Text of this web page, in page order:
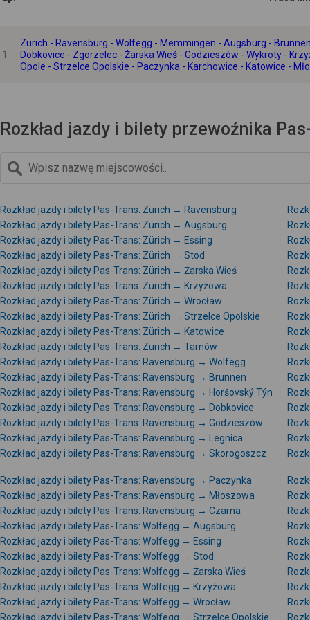
1
Zürich - Ravensburg - Wolfegg - Memmingen - Augsburg -
Dobkovice - Zgorzelec - Żarska Wieś - Godzieszów - Wykroty -
Opole - Strzelce Opolskie - Paczynka - Karchowice - Katowice -
Rozkład jazdy i bilety przewoźnika
Rozkład jazdy i bilety Pas-Trans: Zürich → Ravensburg
Rozkład jazdy i bilety Pas-Trans: Zürich → Augsburg
Rozkład jazdy i bilety Pas-Trans: Zürich → Essing
Rozkład jazdy i bilety Pas-Trans: Zürich → Stod
Rozkład jazdy i bilety Pas-Trans: Zürich → Żarska Wieś
Rozkład jazdy i bilety Pas-Trans: Zürich → Krzyżowa
Rozkład jazdy i bilety Pas-Trans: Zürich → Wrocław
Rozkład jazdy i bilety Pas-Trans: Zürich → Strzelce Opolskie
Rozkład jazdy i bilety Pas-Trans: Zürich → Katowice
Rozkład jazdy i bilety Pas-Trans: Zürich → Tarnów
Rozkład jazdy i bilety Pas-Trans: Ravensburg → Wolfegg
Rozkład jazdy i bilety Pas-Trans: Ravensburg → Brunnen
Rozkład jazdy i bilety Pas-Trans: Ravensburg → Horšovský Týn
Rozkład jazdy i bilety Pas-Trans: Ravensburg → Dobkovice
Rozkład jazdy i bilety Pas-Trans: Ravensburg → Godzieszów
Rozkład jazdy i bilety Pas-Trans: Ravensburg → Legnica
Rozkład jazdy i bilety Pas-Trans: Ravensburg → Skorogoszcz
Rozkład jazdy i bilety Pas-Trans: Ravensburg → Paczynka
Rozkład jazdy i bilety Pas-Trans: Ravensburg → Młoszowa
Rozkład jazdy i bilety Pas-Trans: Ravensburg → Czarna
Rozkład jazdy i bilety Pas-Trans: Wolfegg → Augsburg
Rozkład jazdy i bilety Pas-Trans: Wolfegg → Essing
Rozkład jazdy i bilety Pas-Trans: Wolfegg → Stod
Rozkład jazdy i bilety Pas-Trans: Wolfegg → Żarska Wieś
Rozkład jazdy i bilety Pas-Trans: Wolfegg → Krzyżowa
Rozkład jazdy i bilety Pas-Trans: Wolfegg → Wrocław
Rozkład jazdy i bilety Pas-Trans: Wolfegg → Strzelce Opolskie